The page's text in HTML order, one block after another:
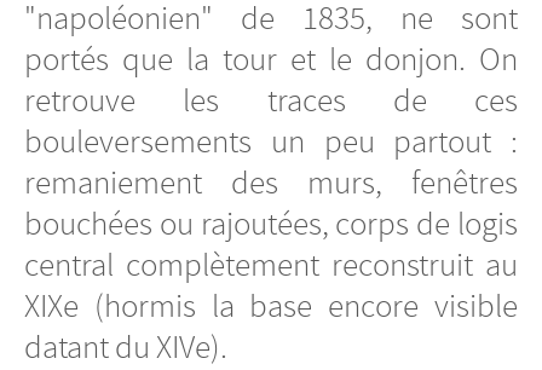
"napoléonien" de 1835, ne sont
portés que la tour et le donjon. On
retrouve les traces de ces
bouleversements un peu partout :
remaniement des murs, fenêtres
bouchées ou rajoutées, corps de logis
central complètement reconstruit au
XIXe (hormis la base encore visible
datant du XIVe).